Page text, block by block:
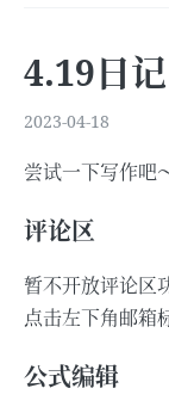
4.19日记
2023-04-18
尝试一下写作吧
评论区
暂不开放评论区
点击左下角邮箱
公式编辑